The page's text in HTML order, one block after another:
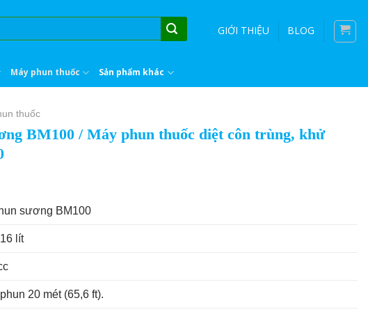
GIỚI THIỆU BLOG
Máy phun thuốc Sản phẩm khác
thuốc
BM100 / Máy phun thuốc diệt côn trùng, khử
sương BM100
lít
20 mét (65,6 ft).